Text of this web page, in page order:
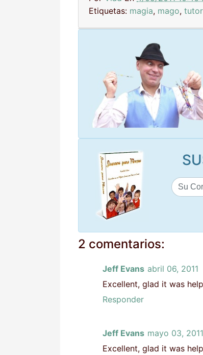
Etiquetas: magia, mago,
2 comentarios:
Jeff Evans abril 06, 2011
Excellent, glad it was
Responder
Jeff Evans mayo 03, 2011
Excellent, glad it was